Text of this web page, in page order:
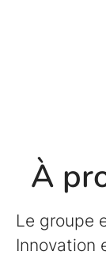
À
Le groupe
Innovation